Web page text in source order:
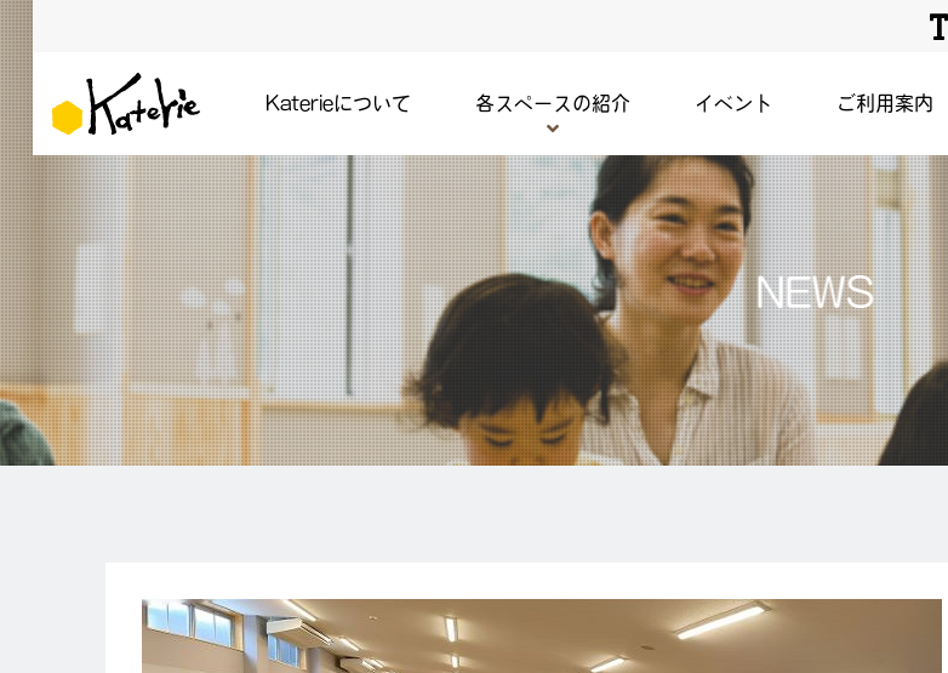
Katerieについて 各スペースの紹介 イベント ご利用案内
NEWS